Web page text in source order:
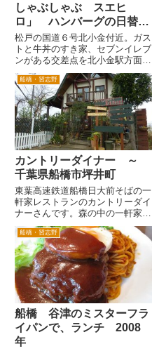
しゃぶしゃぶ スエヒ
ロ」 ハンバーグの日替わ
りランチ
松戸の国道６号北小金付近。ガス
トと牛丼のすき家、セブンイレブ
ンがある交差点を北小金駅方面に
入った左手にあるマンションの１
階にある「ステーキ、しゃぶしゃ
ぶ スエヒロ」さん。いつからあ
ったろうか・・・。社会人になっ
たころにはあったような記憶が
あ...
船橋・習志野
カントリーダイナー ～
千葉県船橋市坪井町
東葉高速鉄道船橋日大前そばの一
軒家レストランのカントリーダイ
ナーさんです。森の中の一軒家み
たいなお店でした。 が、ここ最
近店舗前付近の森が、大規模開発
されて、巨大な住宅街となってし
まいました。 船橋の坪井町とい
うのは、大規模団地のある習志
野...
船橋・習志野
船橋 谷津のミスターフラ
イパンで、ランチ 2008
年